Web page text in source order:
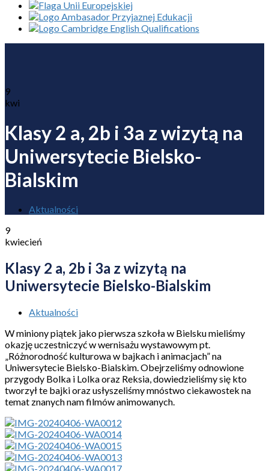
9
kwi
Klasy 2 a, 2b i 3a z wizytą na
Uniwersytecie Bielsko-
Bialskim
Aktualności
9
kwiecień
Klasy 2 a, 2b i 3a z wizytą na
Uniwersytecie Bielsko-Bialskim
Aktualności
W miniony piątek jako pierwsza szkoła w Bielsku mieliśmy
okazję uczestniczyć w wernisażu wystawowym pt.
„Różnorodność kulturowa w bajkach i animacjach” na
Uniwersytecie Bielsko-Bialskim. Obejrzeliśmy odnowione
przygody Bolka i Lolka oraz Reksia, dowiedzieliśmy się kto
tworzył te bajki oraz usłyszeliśmy mnóstwo ciekawostek na
temat znanych nam filmów animowanych.